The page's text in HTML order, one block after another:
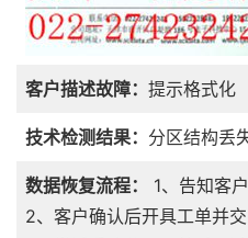
客户描述故障： 提示格式化
技术检测结果： 分区结构丢
数据恢复流程：
1、告知客
2、客户确认后开具工单并交